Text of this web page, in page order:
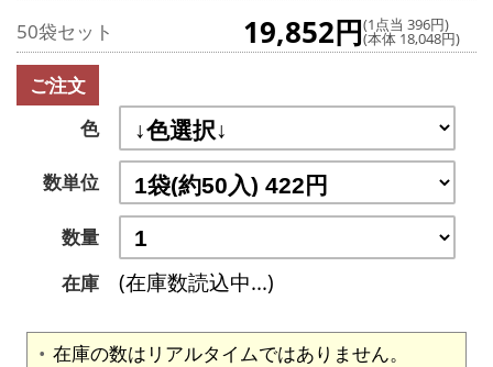
50袋セット 19,852円(1点当 396円)
(本体 18,048円)
ご注文
色
数単位
数量
在庫
(在庫数読込中...)
在庫の数はリアルタイムではありません。